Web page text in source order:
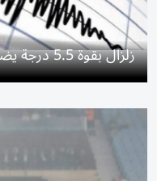
زلزال بقوة 5.5 درجة يضرب ألاسكا الأمريكية